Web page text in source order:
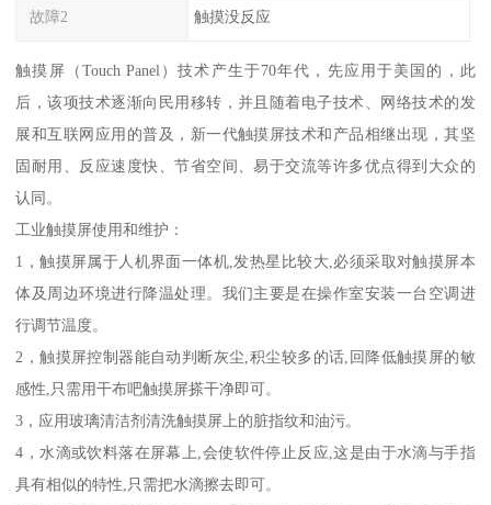
故障2 触摸没反应
触摸屏（Touch Panel）技术产生于70年代，先应用于美国的，此
后，该项技术逐渐向民用移转，并且随着电子技术、网络技术的发
展和互联网应用的普及，新一代触摸屏技术和产品相继出现，其坚
固耐用、反应速度快、节省空间、易于交流等许多优点得到大众的
认同。
工业触摸屏使用和维护：
1，触摸屏属于人机界面一体机,发热星比较大,必须采取对触摸屏本
体及周边环境进行降温处理。我们主要是在操作室安装一台空调进
行调节温度。
2，触摸屏控制器能自动判断灰尘,积尘较多的话,回降低触摸屏的敏
感性,只需用干布吧触摸屏搽干净即可。
3，应用玻璃清洁剂清洗触摸屏上的脏指纹和油污。
4，水滴或饮料落在屏幕上,会使软件停止反应,这是由于水滴与手指
具有相似的特性,只需把水滴擦去即可。